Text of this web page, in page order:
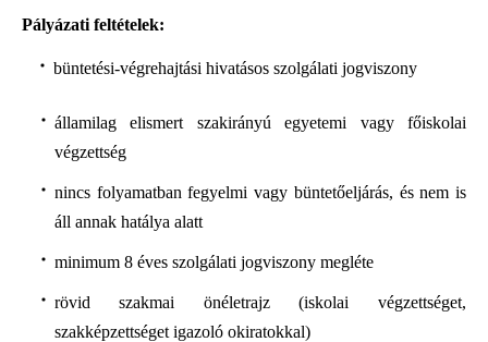
Pályázati feltételek:
büntetési-végrehajtási hivatásos szolgálati jogviszony
államilag elismert szakirányú egyetemi vagy főiskolai
végzettség
nincs folyamatban fegyelmi vagy büntetőeljárás, és nem is
áll annak hatálya alatt
minimum 8 éves szolgálati jogviszony megléte
rövid szakmai önéletrajz (iskolai végzettséget,
szakképzettséget igazoló okiratokkal)